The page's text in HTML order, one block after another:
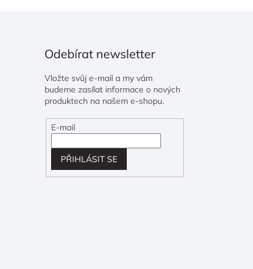
Odebírat newsletter
Vložte svůj e-mail a my vám
budeme zasílat informace o nových
produktech na našem e-shopu.
E-mail
PŘIHLÁSIT SE